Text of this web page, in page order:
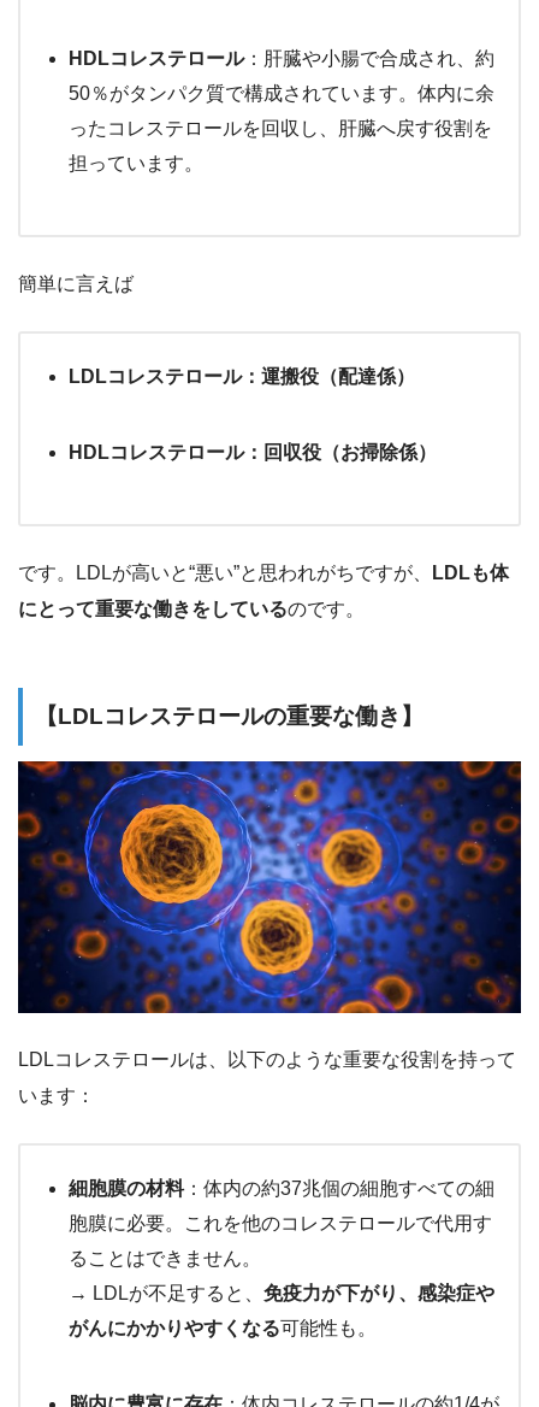
HDLコレステロール：肝臓や小腸で合成され、約
50％がタンパク質で構成されています。体内に余
ったコレステロールを回収し、肝臓へ戻す役割を
担っています。
簡単に言えば
LDLコレステロール：運搬役（配達係）
HDLコレステロール：回収役（お掃除係）
です。LDLが高いと“悪い”と思われがちですが、
LDLも体
にとって重要な働きをしているのです。
【LDLコレステロールの重要な働き】
LDLコレステロールは、以下のような重要な役割を持って
います：
細胞膜の材料：体内の約37兆個の細胞すべての細
胞膜に必要。これを他のコレステロールで代用す
ることはできません。
→ LDLが不足すると、 免疫力が下がり、感染症や
がんにかかりやすくなる可能性も。